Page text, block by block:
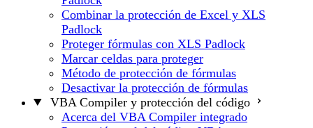
Combinar la protección de Excel y XLS
Padlock
Proteger fórmulas con XLS Padlock
Marcar celdas para proteger
Método de protección de fórmulas
Desactivar la protección de fórmulas
VBA Compiler y protección del código
Acerca del VBA Compiler integrado